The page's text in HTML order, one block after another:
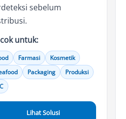
sebelum
untuk:
Farmasi
Kosmetik
Packaging
Produksi
Lihat Solusi